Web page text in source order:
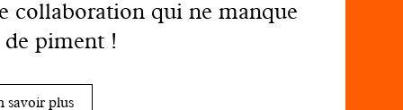
collaboration qui ne manque
de piment !
savoir plus